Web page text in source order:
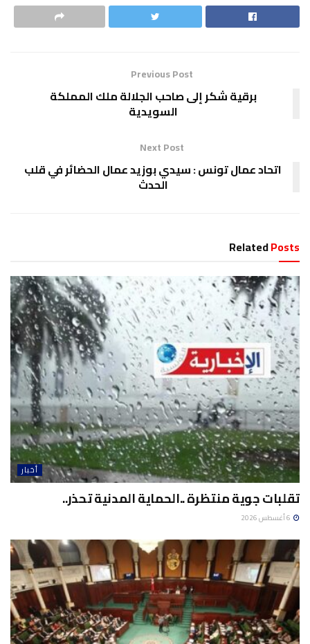
Previous Post
برقية شكر إلى صاحب الجلالة ملك المملكة
السويدية
Next Post
اتحاد عمال تونس : سيدي بوزيد عمال الحضائر في قلب
الحدث
RelatedPosts
أخبار
تقلبات جوية منتظرة ..الحماية المدنية تحذر..